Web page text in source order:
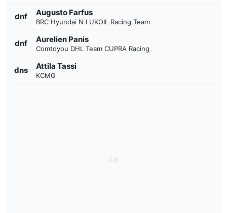
dnf Augusto Farfus
BRC Hyundai N LUKOIL Racing Team
dnf Aurelien Panis
Comtoyou DHL Team CUPRA Racing
dns Attila Tassi
KCMG